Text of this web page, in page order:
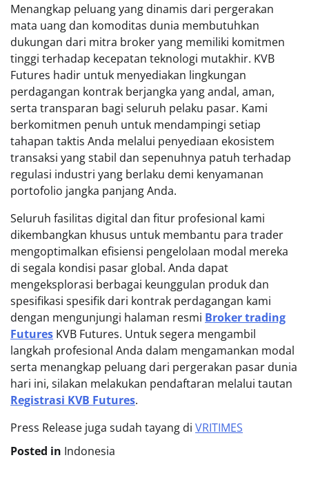
Menangkap peluang yang dinamis dari pergerakan
mata uang dan komoditas dunia membutuhkan
dukungan dari mitra broker yang memiliki komitmen
tinggi terhadap kecepatan teknologi mutakhir. KVB
Futures hadir untuk menyediakan lingkungan
perdagangan kontrak berjangka yang andal, aman,
serta transparan bagi seluruh pelaku pasar. Kami
berkomitmen penuh untuk mendampingi setiap
tahapan taktis Anda melalui penyediaan ekosistem
transaksi yang stabil dan sepenuhnya patuh terhadap
regulasi industri yang berlaku demi kenyamanan
portofolio jangka panjang Anda.
Seluruh fasilitas digital dan fitur profesional kami
dikembangkan khusus untuk membantu para trader
mengoptimalkan efisiensi pengelolaan modal mereka
di segala kondisi pasar global. Anda dapat
mengeksplorasi berbagai keunggulan produk dan
spesifikasi spesifik dari kontrak perdagangan kami
dengan mengunjungi halaman resmi Broker trading
Futures KVB Futures. Untuk segera mengambil
langkah profesional Anda dalam mengamankan modal
serta menangkap peluang dari pergerakan pasar dunia
hari ini, silakan melakukan pendaftaran melalui tautan
Registrasi KVB Futures.
Press Release juga sudah tayang di VRITIMES
Posted in Indonesia